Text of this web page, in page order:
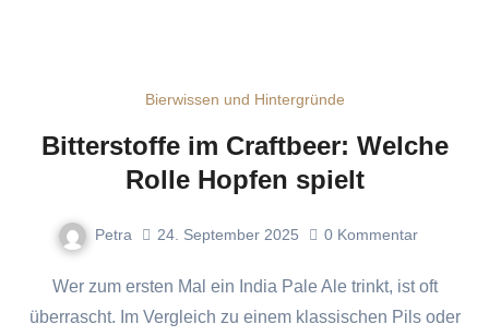
Bierwissen und Hintergründe
Bitterstoffe im Craftbeer: Welche
Rolle Hopfen spielt
Petra 24. September 2025 0 Kommentar
Wer zum ersten Mal ein India Pale Ale trinkt, ist oft
überrascht. Im Vergleich zu einem klassischen Pils oder